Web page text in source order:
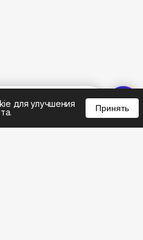
для улучшения
Принять